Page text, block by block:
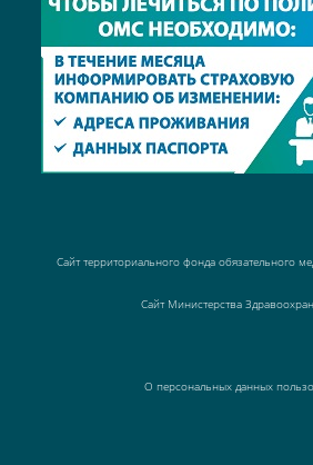
Сайт территориального фонда обязательного
Сайт Министерства
О персональных данных